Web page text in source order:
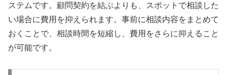
ステムです。顧問契約を結ぶよりも、スポットで相談した
い場合に費用を抑えられます。事前に相談内容をまとめて
おくことで、相談時間を短縮し、費用をさらに抑えること
が可能です。